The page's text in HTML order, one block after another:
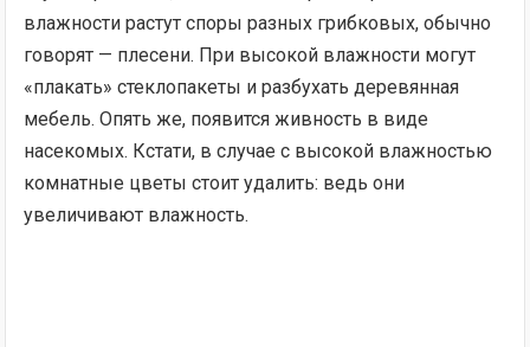
влажности растут споры разных грибковых, обычно
говорят — плесени. При высокой влажности могут
«плакать» стеклопакеты и разбухать деревянная
мебель. Опять же, появится живность в виде
насекомых. Кстати, в случае с высокой влажностью
комнатные цветы стоит удалить: ведь они
увеличивают влажность.